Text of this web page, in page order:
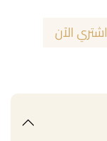
اشتري الآن